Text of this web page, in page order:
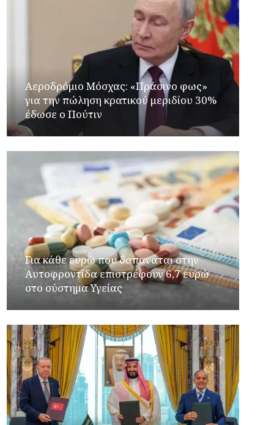
Αεροδρόμιο Μόσχας: «Πράσινο φως»
για την πώληση κρατικού μεριδίου 30%
έδωσε ο Πούτιν
Για κάθε ευρώ που δαπανάται στην
Aυτοφροντίδα επιστρέφουν 6,7 ευρώ
στο σύστημα Υγείας